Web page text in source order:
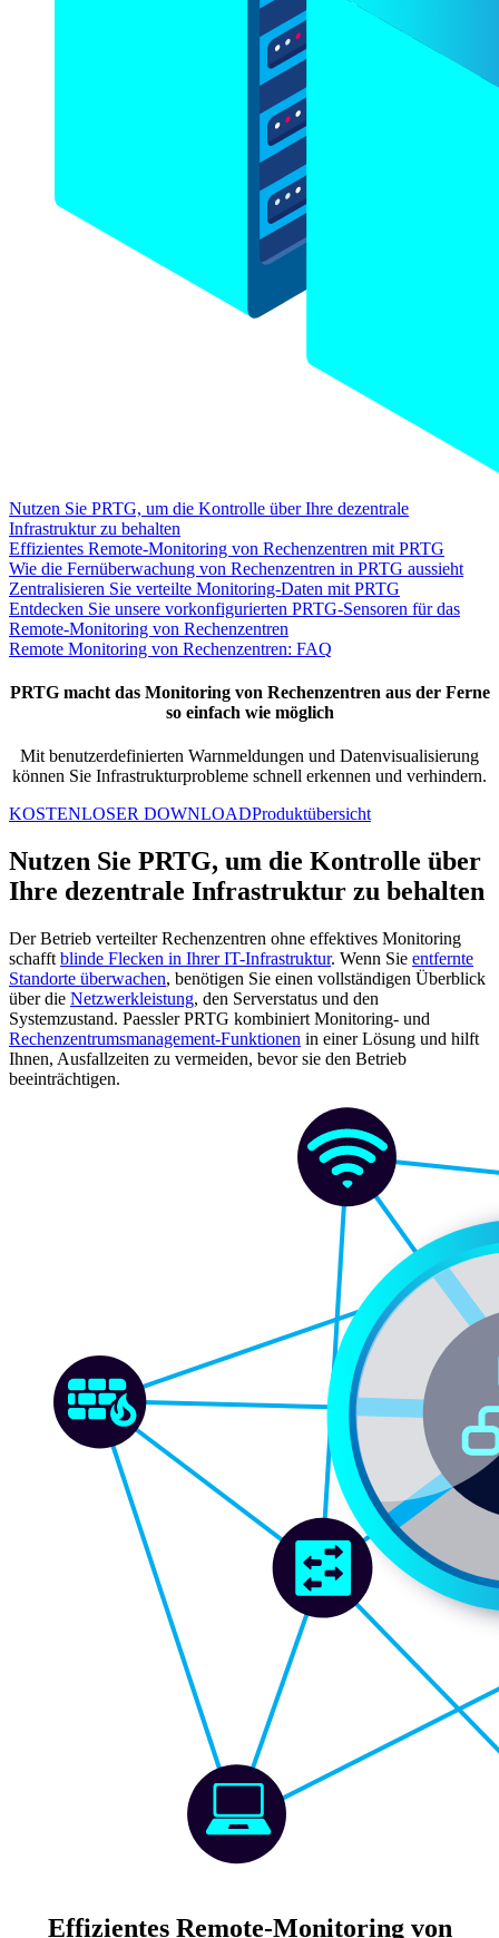
Nutzen Sie PRTG, um die Kontrolle über Ihre dezentrale
Infrastruktur zu behalten
Effizientes Remote-Monitoring von Rechenzentren mit PRTG
Wie die Fernüberwachung von Rechenzentren in PRTG aussieht
Zentralisieren Sie verteilte Monitoring-Daten mit PRTG
Entdecken Sie unsere vorkonfigurierten PRTG-Sensoren für das
Remote-Monitoring von Rechenzentren
Remote Monitoring von Rechenzentren: FAQ
PRTG macht das Monitoring von Rechenzentren aus der Ferne
so einfach wie möglich
Mit benutzerdefinierten Warnmeldungen und Datenvisualisierung
können Sie Infrastrukturprobleme schnell erkennen und verhindern.
KOSTENLOSER DOWNLOADProduktübersicht
Nutzen Sie PRTG, um die Kontrolle über
Ihre dezentrale Infrastruktur zu behalten
Der Betrieb verteilter Rechenzentren ohne effektives Monitoring
schafft blinde Flecken in Ihrer IT-Infrastruktur. Wenn Sie entfernte
Standorte überwachen, benötigen Sie einen vollständigen Überblick
über die Netzwerkleistung, den Serverstatus und den
Systemzustand. Paessler PRTG kombiniert Monitoring- und
Rechenzentrumsmanagement-Funktionen in einer Lösung und hilft
Ihnen, Ausfallzeiten zu vermeiden, bevor sie den Betrieb
beeinträchtigen.
Effizientes Remote-Monitoring von